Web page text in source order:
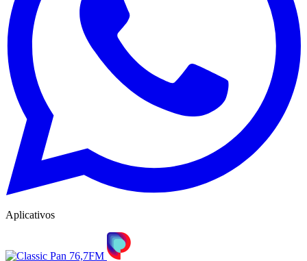
Aplicativos